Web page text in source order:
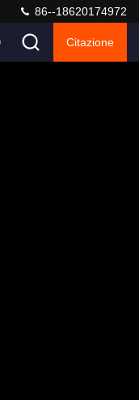
86--18620174972
Citazione